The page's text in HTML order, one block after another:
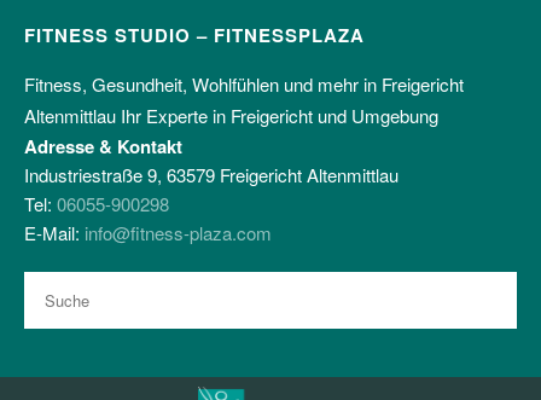
FITNESS STUDIO – FITNESSPLAZA
Fitness, Gesundheit, Wohlfühlen und mehr in Freigericht
Altenmittlau Ihr Experte in Freigericht und Umgebung
Adresse & Kontakt
Industriestraße 9, 63579 Freigericht Altenmittlau
Tel: 06055-900298
E-Mail: info@fitness-plaza.com